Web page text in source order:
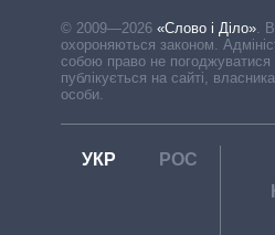
© 2009—2026 «Слово і Діло».
охороняються законом.
собою право не погоджуватися
публікується на сайті,
особи.
УКР РОС